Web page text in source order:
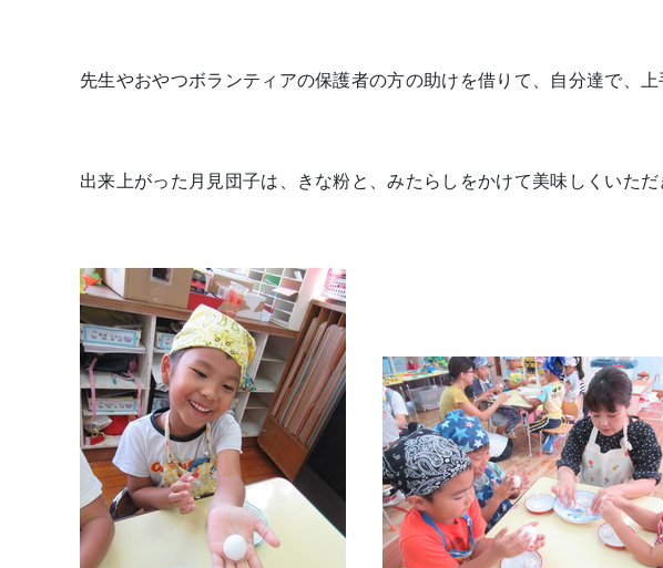
先生やおやつボランティアの保護者の方の助けを借りて、自分達で、上
出来上がった月見団子は、きな粉と、みたらしをかけて美味しくいただ